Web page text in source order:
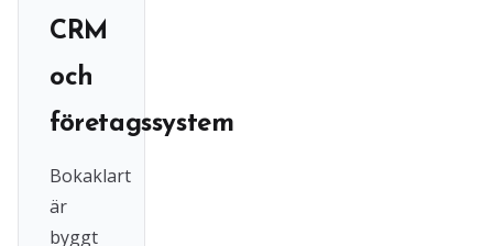
CRM
och
företagssystem
Bokaklart
är
byggt